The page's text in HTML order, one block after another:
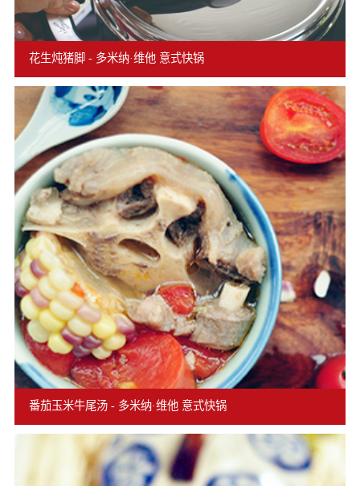
花生炖猪脚 - 多米纳·维他 意式快锅
番茄玉米牛尾汤 - 多米纳·维他 意式快锅